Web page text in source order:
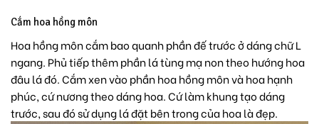
Cắm hoa hồng môn
Hoa hồng môncắm bao quanh phần đế trước ở dáng chữ L
ngang. Phủ tiếp thêm phần lá tùng mạ non theo hướng hoa
đâu lá đó. Cắm xen vào phần hoa hồng môn và hoa hạnh
phúc, cứ nương theo dáng hoa. Cứ làm khung tạo dáng
trước, sau đó sử dụng lá đặt bên trong của hoa là đẹp.